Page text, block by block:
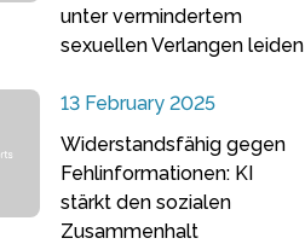
unter vermindertem
sexuellen Verlangen leiden
13 February 2025
Widerstandsfähig gegen
Fehlinformationen: KI
stärkt den sozialen
Zusammenhalt